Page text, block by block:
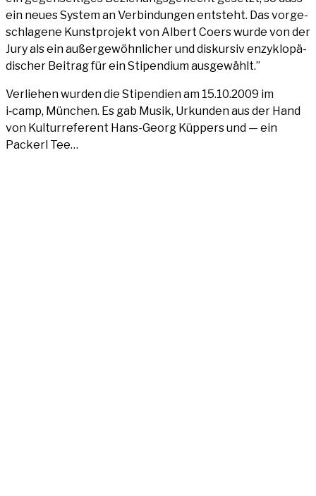
ein neu­es Sys­tem an Ver­bin­dun­gen ent­steht. Das vor­ge­
schla­ge­ne Kunst­pro­jekt von Albert Coers wur­de von der
Jury als ein außer­ge­wöhn­li­cher und dis­kur­siv enzy­klo­pä­
di­scher Bei­trag für ein Sti­pen­di­um ausgewählt.”
Ver­lie­hen wur­den die Sti­pen­di­en am 15.10.2009 im
i‑camp, Mün­chen. Es gab Musik, Urkun­den aus der Hand
von Kul­tur­re­fe­rent Hans-Georg Küp­pers und — ein
Packerl Tee…